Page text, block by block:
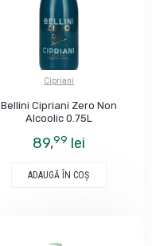
Cipriani
Bellini Cipriani Zero Non
Alcoolic 0.75L
89,99 lei
ADAUGĂ ÎN COŞ